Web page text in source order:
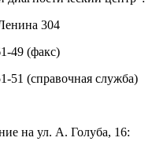
304
49 (факс)
51 (справочная служба)
на ул. А. Голуба, 16: